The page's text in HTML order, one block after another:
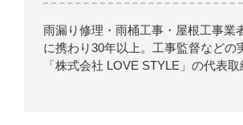
雨漏り修理・雨桶工事・屋根工事業
に携わり30年以上。工事監督などの
「株式会社 LOVE STYLE」の代表取